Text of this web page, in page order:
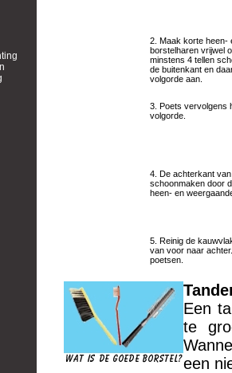
2. Maak korte heen-
borstelharen vrijwel
minstens 4 tellen
de buitenkant en
volgorde aan.
3. Poets vervolgens
volgorde.
4. De achterkant
schoonmaken door
heen- en
5. Reinig de
van voor naar
poetsen.
Een
te
een